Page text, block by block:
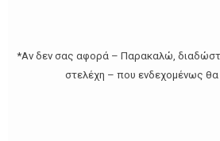
*Αν δεν σας αφορά – Παρακαλώ,
στελέχη – που ενδεχομένως θα